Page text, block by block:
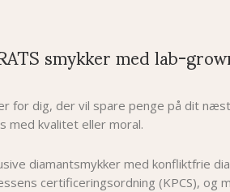
smykker med lab-
er for dig, der vil spare penge på dit
med kvalitet eller moral.
diamantsmykker med konfliktfrie
certificeringsordning (KPCS), og